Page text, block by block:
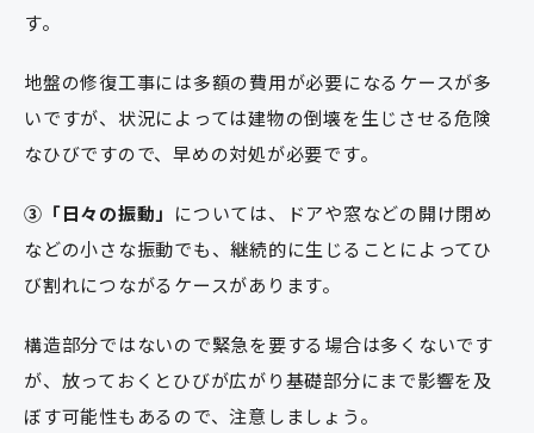
す。
地盤の修復工事には多額の費用が必要になるケースが多
いですが、状況によっては建物の倒壊を生じさせる危険
なひびですので、早めの対処が必要です。
③「日々の振動」 については、ドアや窓などの開け閉め
などの小さな振動でも、継続的に生じることによってひ
び割れにつながるケースがあります。
構造部分ではないので緊急を要する場合は多くないです
が、放っておくとひびが広がり基礎部分にまで影響を及
ぼす可能性もあるので、注意しましょう。